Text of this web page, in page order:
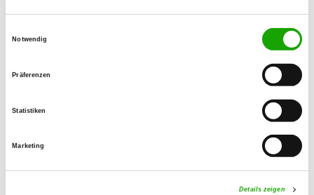
Notwendig
Präferenzen
Statistiken
Marketing
Details zeigen
OG - Demmin
OG - Wolgast
Details
17438 Wolgast